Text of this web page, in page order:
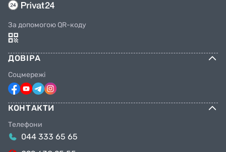
За допомогою QR-коду
ДОВІРА
Соцмережі
КОНТАКТИ
Телефони
044 333 65 65